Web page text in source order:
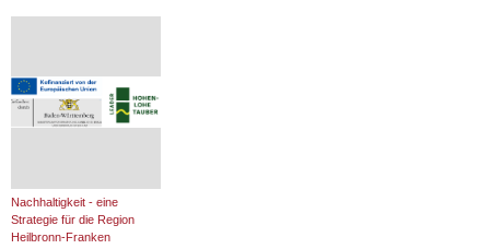
Nachhaltigkeit - eine
Strategie für die Region
Heilbronn-Franken